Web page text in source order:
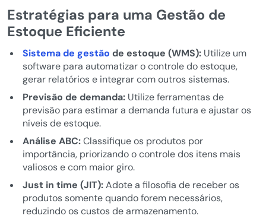
Estratégias para uma Gestão de
Estoque Eficiente
Sistema de gestão de estoque (WMS):Utilize um
software para automatizar o controle do estoque,
gerar relatórios e integrar com outros sistemas.
Previsão de demanda:Utilize ferramentas de
previsão para estimar a demanda futura e ajustar os
níveis de estoque.
Análise ABC:Classifique os produtos por
importância, priorizando o controle dos itens mais
valiosos e com maior giro.
Just in time (JIT):Adote a filosofia de receber os
produtos somente quando forem necessários,
reduzindo os custos de armazenamento.